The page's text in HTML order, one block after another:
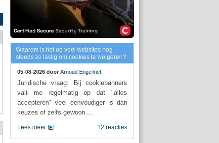
Waarom is het op veel websites nog
steeds zo lastig om cookies te weigeren?
05-08-2026 door Arnoud Engelfriet
Juridische vraag: Bij cookiebanners
valt me regelmatig op dat "alles
accepteren" veel eenvoudiger is dan
keuzes of zelfs gewoon ...
12 reacties
Lees meer